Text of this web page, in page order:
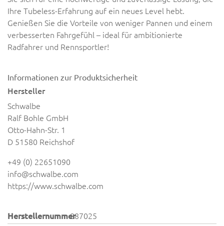
Ihre Tubeless-Erfahrung auf ein neues Level hebt.
Genießen Sie die Vorteile von weniger Pannen und einem
verbesserten Fahrgefühl – ideal für ambitionierte
Radfahrer und Rennsportler!
Informationen zur Produktsicherheit
Hersteller
Schwalbe
Ralf Bohle GmbH
Otto-Hahn-Str. 1
D 51580 Reichshof
+49 (0) 22651090
info@schwalbe.com
https://www.schwalbe.com
Herstellernummer887025